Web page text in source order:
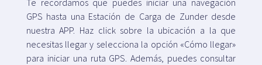
GPS hasta una Estación de Carga de Zunder desde
nuestra APP. Haz click sobre la ubicación a la que
necesitas llegar y selecciona la opción «Cómo llegar»
para iniciar una ruta GPS. Además, puedes consultar